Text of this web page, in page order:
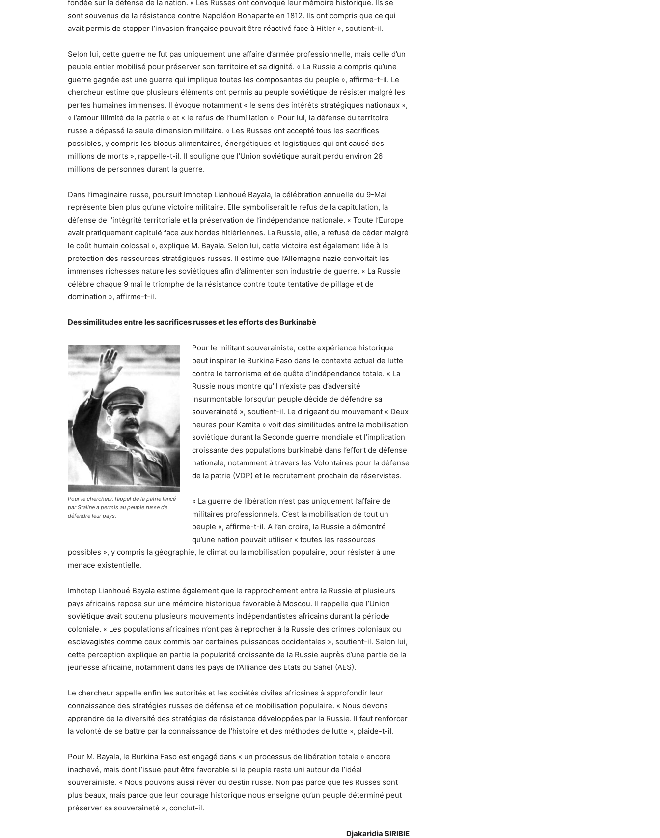
fondée sur la défense de la nation. « Les Russes ont convoqué leur mémoire historique. Ils se
sont souvenus de la résistance contre Napoléon Bonaparte en 1812. Ils ont compris que ce qui
avait permis de stopper l’invasion française pouvait être réactivé face à Hitler », soutient-il.
Selon lui, cette guerre ne fut pas uniquement une affaire d’armée professionnelle, mais celle d’un
peuple entier mobilisé pour préserver son territoire et sa dignité. « La Russie a compris qu’une
guerre gagnée est une guerre qui implique toutes les composantes du peuple », affirme-t-il. Le
chercheur estime que plusieurs éléments ont permis au peuple soviétique de résister malgré les
pertes humaines immenses. Il évoque notamment « le sens des intérêts stratégiques nationaux »,
« l’amour illimité de la patrie » et « le refus de l’humiliation ». Pour lui, la défense du territoire
russe a dépassé la seule dimension militaire. « Les Russes ont accepté tous les sacrifices
possibles, y compris les blocus alimentaires, énergétiques et logistiques qui ont causé des
millions de morts », rappelle-t-il. Il souligne que l’Union soviétique aurait perdu environ 26
millions de personnes durant la guerre.
Dans l’imaginaire russe, poursuit Imhotep Lianhoué Bayala, la célébration annuelle du 9-Mai
représente bien plus qu’une victoire militaire. Elle symboliserait le refus de la capitulation, la
défense de l’intégrité territoriale et la préservation de l’indépendance nationale. « Toute l’Europe
avait pratiquement capitulé face aux hordes hitlériennes. La Russie, elle, a refusé de céder malgré
le coût humain colossal », explique M. Bayala. Selon lui, cette victoire est également liée à la
protection des ressources stratégiques russes. Il estime que l’Allemagne nazie convoitait les
immenses richesses naturelles soviétiques afin d’alimenter son industrie de guerre. « La Russie
célèbre chaque 9 mai le triomphe de la résistance contre toute tentative de pillage et de
domination », affirme-t-il.
Des similitudes entre les sacrifices russes et les efforts des Burkinabè
Pour le chercheur, l’appel de la patrie lancé
par Staline a permis au peuple russe de
défendre leur pays.
Pour le militant souverainiste, cette expérience historique
peut inspirer le Burkina Faso dans le contexte actuel de lutte
contre le terrorisme et de quête d’indépendance totale. « La
Russie nous montre qu’il n’existe pas d’adversité
insurmontable lorsqu’un peuple décide de défendre sa
souveraineté », soutient-il. Le dirigeant du mouvement « Deux
heures pour Kamita » voit des similitudes entre la mobilisation
soviétique durant la Seconde guerre mondiale et l’implication
croissante des populations burkinabè dans l’effort de défense
nationale, notamment à travers les Volontaires pour la défense
de la patrie (VDP) et le recrutement prochain de réservistes.
« La guerre de libération n’est pas uniquement l’affaire de
militaires professionnels. C’est la mobilisation de tout un
peuple », affirme-t-il. A l’en croire, la Russie a démontré
qu’une nation pouvait utiliser « toutes les ressources
possibles », y compris la géographie, le climat ou la mobilisation populaire, pour résister à une
menace existentielle.
Imhotep Lianhoué Bayala estime également que le rapprochement entre la Russie et plusieurs
pays africains repose sur une mémoire historique favorable à Moscou. Il rappelle que l’Union
soviétique avait soutenu plusieurs mouvements indépendantistes africains durant la période
coloniale. « Les populations africaines n’ont pas à reprocher à la Russie des crimes coloniaux ou
esclavagistes comme ceux commis par certaines puissances occidentales », soutient-il. Selon lui,
cette perception explique en partie la popularité croissante de la Russie auprès d’une partie de la
jeunesse africaine, notamment dans les pays de l’Alliance des Etats du Sahel (AES).
Le chercheur appelle enfin les autorités et les sociétés civiles africaines à approfondir leur
connaissance des stratégies russes de défense et de mobilisation populaire. « Nous devons
apprendre de la diversité des stratégies de résistance développées par la Russie. Il faut renforcer
la volonté de se battre par la connaissance de l’histoire et des méthodes de lutte », plaide-t-il.
Pour M. Bayala, le Burkina Faso est engagé dans « un processus de libération totale » encore
inachevé, mais dont l’issue peut être favorable si le peuple reste uni autour de l’idéal
souverainiste. « Nous pouvons aussi rêver du destin russe. Non pas parce que les Russes sont
plus beaux, mais parce que leur courage historique nous enseigne qu’un peuple déterminé peut
préserver sa souveraineté », conclut-il.
Djakaridia SIRIBIE